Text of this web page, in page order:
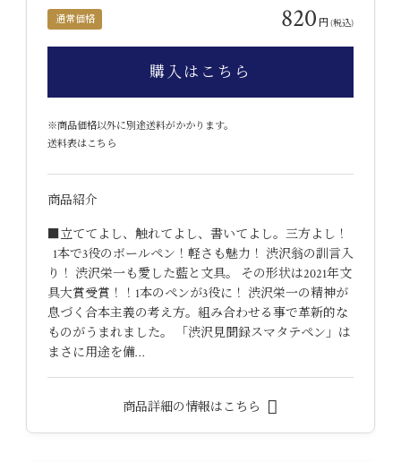
通常価格 820 円(税込)
購入はこちら
※商品価格以外に別途送料がかかります。
送料表はこちら
商品紹介
■立ててよし、触れてよし、書いてよし。三方よし！
1本で3役のボールペン！軽さも魅力！ 渋沢翁の訓言入
り！ 渋沢栄一も愛した藍と文具。 その形状は2021年文
具大賞受賞！！1本のペンが3役に！ 渋沢栄一の精神が
息づく合本主義の考え方。組み合わせる事で革新的な
ものがうまれました。 「渋沢見聞録スマタテペン」は
まさに用途を備…
商品詳細の情報はこちら